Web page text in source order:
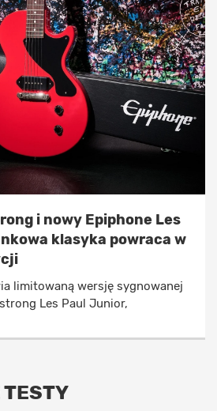
i nowy Epiphone Les
klasyka powraca w
limitowaną wersję sygnowanej
Les Paul Junior,